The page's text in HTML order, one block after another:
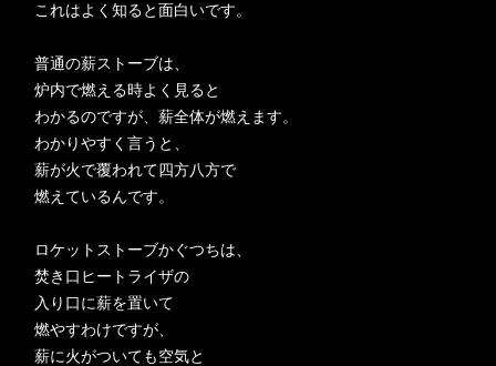
これはよく知ると面白いです。
普通の薪ストーブは、
炉内で燃える時よく見ると
わかるのですが、薪全体が燃えます。
わかりやすく言うと、
薪が火で覆われて四方八方で
燃えているんです。
ロケットストーブかぐつちは、
焚き口ヒートライザの
入り口に薪を置いて
燃やすわけですが、
薪に火がついても空気と